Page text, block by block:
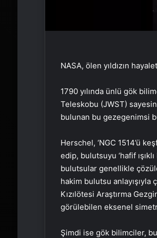
NASA, ölen yıldızın
1790 yılında ünlü gök
Teleskobu (JWST)
bulunan bu gezegenimsi
Herschel, ‘NGC 1514’ü
edip, bulutsuyu ‘hafif
bulutsular genellikle
hakim bulutsu anlayışıyla
Kızılötesi Araştırma
görülebilen eksenel
Şimdi ise gök bilimciler,